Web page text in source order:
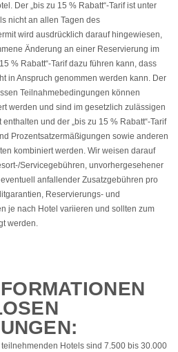
Der „bis zu 15 % Rabatt“-Tarif ist unter
nicht an allen Tagen des
wird ausdrücklich darauf hingewiesen,
Änderung an einer Reservierung im
% Rabatt“-Tarif dazu führen kann, dass
in Anspruch genommen werden kann. Der
Teilnahmebedingungen können
werden und sind im gesetzlich zulässigen
und der „bis zu 15 % Rabatt“-Tarif
Prozentsatzermäßigungen sowie anderen
kombiniert werden. Wir weisen darauf
Servicegebühren, unvorhergesehener
anfallender Zusatzgebühren pro
Reservierungs- und
je nach Hotel variieren und sollten zum
werden.
teilnehmenden Hotels sind 7.500 bis 30.000